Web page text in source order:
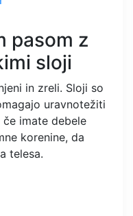
​​pasom z
sloji
in zreli. Sloji so
uravnotežiti
če imate debele
korenine, da
telesa.